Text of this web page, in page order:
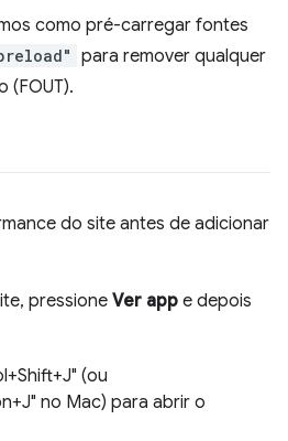
como pré-carregar fontes
para remover qualquer
(FOUT).
do site antes de adicionar
pressione Ver app e depois
(ou
no Mac) para abrir o